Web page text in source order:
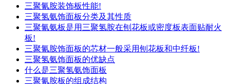
三聚氰胺装饰板性能!
三聚氢氨饰面板分类及其性质
三聚氰氨板是用三聚氢胺在刨花板或密度板表面贴耐火
板!
三聚氰胺饰面板的芯材一般采用刨花板和中纤板!
三聚氢氨饰面板的优缺点
什么是三聚氢氨饰面板
三聚氰胺板的组成结构